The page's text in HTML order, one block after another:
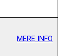
MERE INFO